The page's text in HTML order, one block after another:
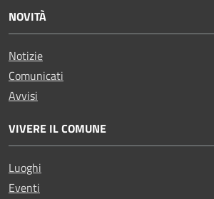
NOVITÀ
Notizie
Comunicati
Avvisi
VIVERE IL COMUNE
Luoghi
Eventi